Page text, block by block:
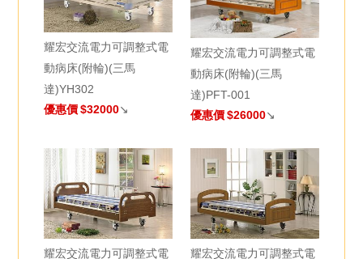
耀宏交流電力可調整式電
動病床(附輪)(三馬
達)YH302
優惠價 $32000↘
耀宏交流電力可調整式電
動病床(附輪)(三馬
達)PFT-001
優惠價$26000↘
耀宏交流電力可調整式電
耀宏交流電力可調整式電